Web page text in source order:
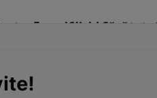
FemeiClick! Sănătate